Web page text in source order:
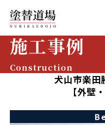
施工事例
Construction
犬山市楽田
【外壁